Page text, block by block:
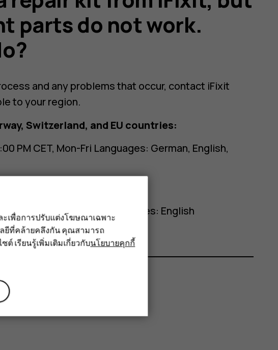
parts do not work.
and any problems that occur, contact iFixit
to your region.
Switzerland, and EU countries:
PM CET, Mon-Fri Languages: German, English,
5:00 PM PST, Mon-Fri Languages: English
เพื่อการปรับแต่งโฆษณาเฉพาะ
ยีที่คล้ายคลึงกัน คุณสามารถ
เรียนรู้เพิ่มเติมเกี่ยวกับนโยบายคุกกี้